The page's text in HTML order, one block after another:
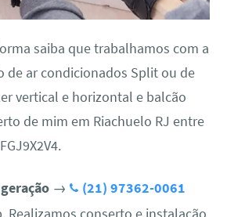
saiba que trabalhamos com a
de ar condicionados Split ou de
vertical e horizontal e balcão
de mim em Riachuelo RJ entre
→
(21) 97362-0061
Realizamos conserto e instalação